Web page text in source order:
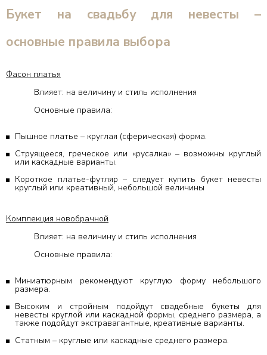
Букет на свадьбу для невесты –
основные правила выбора
Фасон платья
Влияет: на величину и стиль исполнения
Основные правила:
Пышное платье – круглая (сферическая) форма.
Струящееся, греческое или «русалка» – возможны круглый
или каскадные варианты.
Короткое платье-футляр – следует купить букет невесты
круглый или креативный, небольшой величины
Комплекция новобрачной
Влияет: на величину и стиль исполнения
Основные правила:
Миниатюрным рекомендуют круглую форму небольшого
размера.
Высоким и стройным подойдут свадебные букеты для
невесты круглой или каскадной формы, среднего размера, а
также подойдут экстравагантные, креативные варианты.
Статным – круглые или каскадные среднего размера.